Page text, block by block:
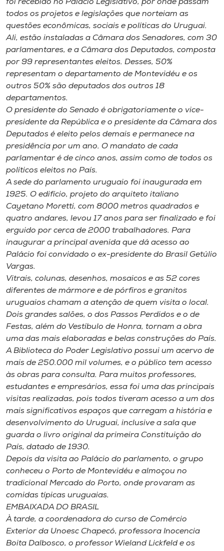
Selecione
o idioma
A-
foi recebido no Palácio Legislativo, por onde passam
todos os projetos e legislações que norteiam as
questões econômicas, sociais e políticas do Uruguai.
Ali, estão instaladas a Câmara dos Senadores, com 30
parlamentares, e a Câmara dos Deputados, composta
por 99 representantes eleitos. Desses, 50%
representam o departamento de Montevidéu e os
outros 50% são deputados dos outros 18
departamentos.
O presidente do Senado é obrigatoriamente o vice-
presidente da República e o presidente da Câmara dos
Deputados é eleito pelos demais e permanece na
presidência por um ano. O mandato de cada
parlamentar é de cinco anos, assim como de todos os
políticos eleitos no País.
A sede do parlamento uruguaio foi inaugurada em
1925. O edifício, projeto do arquiteto italiano
Cayetano Moretti, com 8000 metros quadrados e
quatro andares, levou 17 anos para ser finalizado e foi
erguido por cerca de 2000 trabalhadores. Para
inaugurar a principal avenida que dá acesso ao
Palácio foi convidado o ex-presidente do Brasil Getúlio
Vargas.
Vitrais, colunas, desenhos, mosaicos e as 52 cores
diferentes de mármore e de pórfiros e granitos
uruguaios chamam a atenção de quem visita o local.
Dois grandes salões, o dos Passos Perdidos e o de
Festas, além do Vestíbulo de Honra, tornam a obra
uma das mais elaboradas e belas construções do País.
A Biblioteca do Poder Legislativo possui um acervo de
mais de 250.000 mil volumes, e o público tem acesso
às obras para consulta. Para muitos professores,
estudantes e empresários, essa foi uma das principais
visitas realizadas, pois todos tiveram acesso a um dos
mais significativos espaços que carregam a história e
desenvolvimento do Uruguai, inclusive a sala que
guarda o livro original da primeira Constituição do
País, datado de 1930.
Depois da visita ao Palácio do parlamento, o grupo
conheceu o Porto de Montevidéu e almoçou no
tradicional Mercado do Porto, onde provaram as
comidas típicas uruguaias.
EMBAIXADA DO BRASIL
À tarde, a coordenadora do curso de Comércio
Exterior da Unoesc Chapecó, professora Inocencia
Boita Dalbosco, o professor Wieland Lickfeld e os